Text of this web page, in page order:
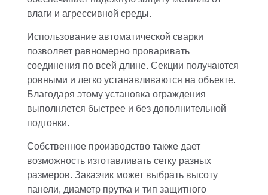
влаги и агрессивной среды.
Использование автоматической сварки
позволяет равномерно проваривать
соединения по всей длине. Секции получаются
ровными и легко устанавливаются на объекте.
Благодаря этому установка ограждения
выполняется быстрее и без дополнительной
подгонки.
Собственное производство также дает
возможность изготавливать сетку разных
размеров. Заказчик может выбрать высоту
панели, диаметр прутка и тип защитного